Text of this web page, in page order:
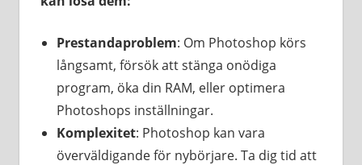
Prestandaproblem: Om Photoshop körs
långsamt, försök att stänga onödiga
program, öka din RAM, eller optimera
Photoshops inställningar.
Komplexitet: Photoshop kan vara
överväldigande för nybörjare. Ta dig tid att